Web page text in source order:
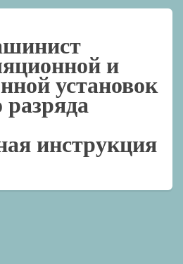
и
установок
разряда
инструкция